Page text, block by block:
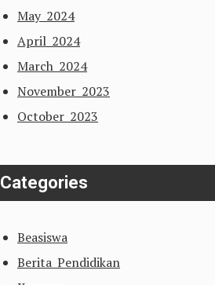
May 2024
April 2024
March 2024
November 2023
October 2023
Categories
Beasiswa
Berita Pendidikan